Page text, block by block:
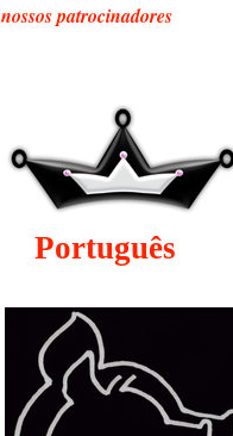
nossos patrocinadores
Português